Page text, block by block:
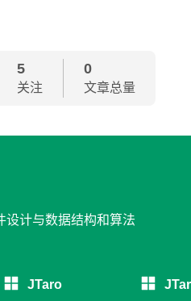
5
关注
0
文章总量
设计与数据结构和算法
JTaro